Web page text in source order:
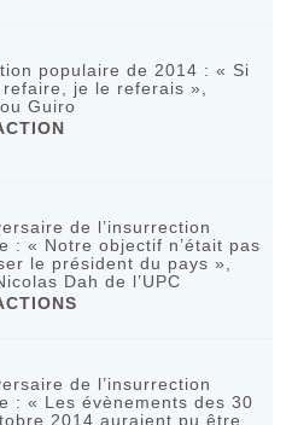
populaire de 2014 : « Si
refaire, je le referais »,
Guiro
de l’insurrection
: « Notre objectif n’était pas
le président du pays »,
Dah de l’UPC
de l’insurrection
: « Les évènements des 30
2014 auraient pu être